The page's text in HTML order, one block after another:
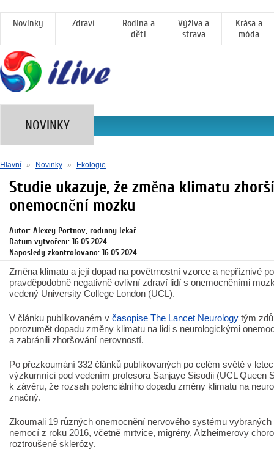
Novinky Zdraví
Rodina a
děti
Výživa a
strava
Krása a
móda
NOVINKY
Hlavní » Novinky » Ekologie
Studie ukazuje, že změna klimatu zhorší
onemocnění mozku
Autor: Alexey Portnov, rodinný lékař
Datum vytvoření: 16.05.2024
Naposledy zkontrolováno: 16.05.2024
Změna klimatu a její dopad na povětrnostní vzorce a nepříznivé
pravděpodobně negativně ovlivní zdraví lidí s onemocněními
vedený University College London (UCL).
V článku publikovaném v časopise The Lancet Neurology tým
porozumět dopadu změny klimatu na lidi s neurologickými
a zabránili zhoršování nerovností.
Po přezkoumání 332 článků publikovaných po celém světě v
výzkumníci pod vedením profesora Sanjaye Sisodii (UCL Queen
k závěru, že rozsah potenciálního dopadu změny klimatu na
značný.
Zkoumali 19 různých onemocnění nervového systému
nemocí z roku 2016, včetně mrtvice, migrény, Alzheimerovy
roztroušené sklerózy.